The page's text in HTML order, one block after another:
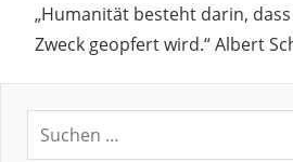
„Humanität besteht darin,
Zweck geopfert wird.“ Albert